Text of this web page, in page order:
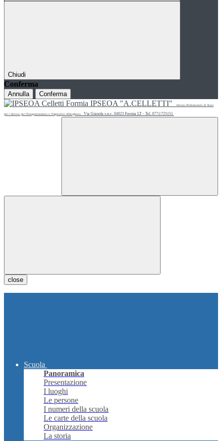
Chiudi
Conferma
Annulla Conferma
IPSEOA "A.CELLETTI" Istituto Professionale di Stato
per i Servizi per l'Enogastronomia e l'Ospitalità Alberghiera Via Gianola s.n.c. 04023 Formia LT - Tel. 0771/725151
close
Scuola
Panoramica
Presentazione
I luoghi
Le persone
I numeri della scuola
Le carte della scuola
Organizzazione
La storia